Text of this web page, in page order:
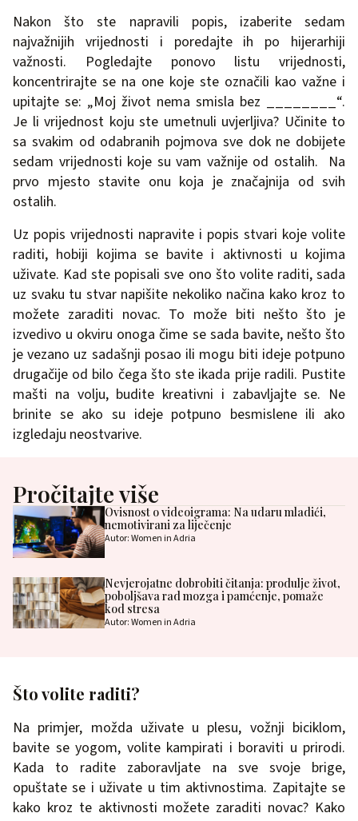
Nakon što ste napravili popis, izaberite sedam
najvažnijih vrijednosti i poredajte ih po hijerarhiji
važnosti. Pogledajte ponovo listu vrijednosti,
koncentrirajte se na one koje ste označili kao važne i
upitajte se: „Moj život nema smisla bez ________“.
Je li vrijednost koju ste umetnuli uvjerljiva? Učinite to
sa svakim od odabranih pojmova sve dok ne dobijete
sedam vrijednosti koje su vam važnije od ostalih. Na
prvo mjesto stavite onu koja je značajnija od svih
ostalih.
Uz popis vrijednosti napravite i popis stvari koje volite
raditi, hobiji kojima se bavite i aktivnosti u kojima
uživate. Kad ste popisali sve ono što volite raditi, sada
uz svaku tu stvar napišite nekoliko načina kako kroz to
možete zaraditi novac. To može biti nešto što je
izvedivo u okviru onoga čime se sada bavite, nešto što
je vezano uz sadašnji posao ili mogu biti ideje potpuno
drugačije od bilo čega što ste ikada prije radili. Pustite
mašti na volju, budite kreativni i zabavljajte se. Ne
brinite se ako su ideje potpuno besmislene ili ako
izgledaju neostvarive.
Pročitajte više
Ovisnost o videoigrama: Na udaru mladići,
nemotivirani za liječenje
Autor: Women in Adria
Nevjerojatne dobrobiti čitanja: produlje život,
poboljšava rad mozga i pamćenje, pomaže
kod stresa
Autor: Women in Adria
Što volite raditi?
Na primjer, možda uživate u plesu, vožnji biciklom,
bavite se yogom, volite kampirati i boraviti u prirodi.
Kada to radite zaboravljate na sve svoje brige,
opuštate se i uživate u tim aktivnostima. Zapitajte se
kako kroz te aktivnosti možete zaraditi novac? Kako